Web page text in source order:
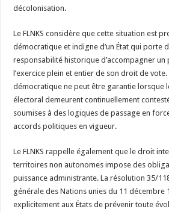
décolonisation.
Le FLNKS considère que cette situation est
démocratique et indigne d’un État qui porte
responsabilité historique d’accompagner un
l’exercice plein et entier de son droit de
démocratique ne peut être garantie lorsque
électoral demeurent continuellement
soumises à des logiques de passage en
accords politiques en vigueur.
Le FLNKS rappelle également que le droit
territoires non autonomes impose des
puissance administrante. La résolution 35/
générale des Nations unies du 11 décembre
explicitement aux États de prévenir toute